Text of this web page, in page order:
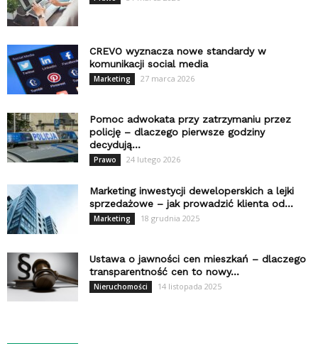
CREVO wyznacza nowe standardy w
komunikacji social media
Marketing 27 marca 2026
Pomoc adwokata przy zatrzymaniu przez
policję – dlaczego pierwsze godziny
decydują...
Prawo 24 lutego 2026
Marketing inwestycji deweloperskich a lejki
sprzedażowe – jak prowadzić klienta od...
Marketing 18 grudnia 2025
Ustawa o jawności cen mieszkań – dlaczego
transparentność cen to nowy...
Nieruchomości 14 listopada 2025